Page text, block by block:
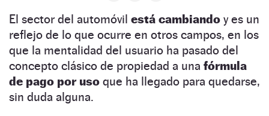
El sector del automóvil está cambiando y es un
reflejo de lo que ocurre en otros campos, en los
que la mentalidad del usuario ha pasado del
concepto clásico de propiedad a una fórmula
de pago por uso que ha llegado para quedarse,
sin duda alguna.